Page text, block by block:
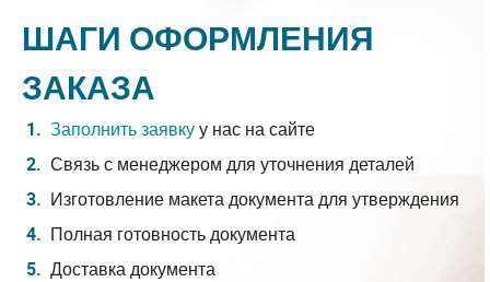
ШАГИ ОФОРМЛЕНИЯ
ЗАКАЗА
Заполнить заявкуу нас на сайте
Связь с менеджером для уточнения деталей
Изготовление макета документа для утверждения
Полная готовность документа
Доставка документа